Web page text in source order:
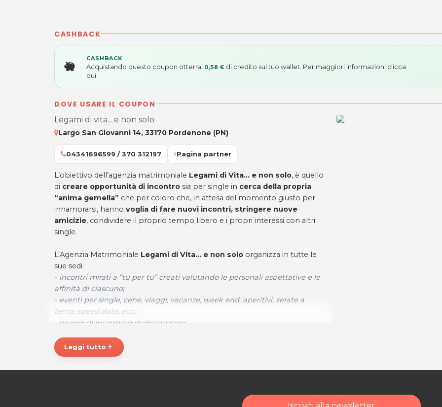
CASHBACK
CASHBACK
Acquistando questo coupon otterrai 0,58 € di credito sul tuo wallet. Per maggiori informazioni clicca
qui
DOVE USARE IL COUPON
Legami di vita... e non solo
Largo San Giovanni 14, 33170 Pordenone (PN)
04341696599 / 370 312197 Pagina partner
L’obiettivo dell’agenzia matrimoniale Legami di Vita… e non solo, è quello
di creare opportunità di incontro sia per single in cerca della propria
“anima gemella” che per coloro che, in attesa del momento giusto per
innamorarsi, hanno voglia di fare nuovi incontri, stringere nuove
amicizie, condividere il proprio tempo libero e i propri interessi con altri
single.
L’Agenzia Matrimoniale Legami di Vita… e non solo organizza in tutte le
sue sedi:
- incontri mirati a “tu per tu” creati valutando le personali aspettative e le
affinità di ciascuno;
- eventi per single, cene, viaggi, vacanze, week end, aperitivi, serate a
tema, speed date, ecc.;
- gruppi di incontro e di discussione;
Infine i nostri consulenti
sanno che con i sentimenti e le emozioni non si può giocare, certamente
www.legamidivita.com
Leggi tutto add